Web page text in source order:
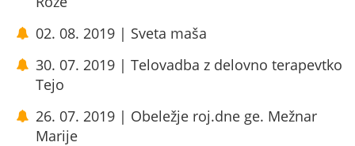
02. 08. 2019 | Sveta maša
30. 07. 2019 | Telovadba z delovno terapevtko
Tejo
26. 07. 2019 | Obeležje roj.dne ge. Mežnar
Marije